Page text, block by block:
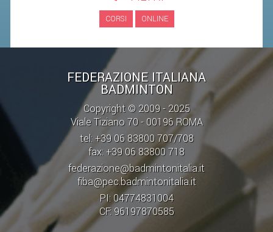
CORSI ONLINE
FEDERAZIONE ITALIANA
BADMINTON
Copyright © 2009 - 2025
Viale Tiziano 70 - 00196 ROMA
tel: +39 06 83800 707/708
fax: +39 06 83800 718
federazione@badmintonitalia.it
fiba@pec.badmintonitalia.it
PI: 04774831004
CF: 96197870585
STAFF TECNICO
CTF – PALABADMINTON
ATLETI D'INTERESSE NAZIONALE
SCHEDE ATLETI
VOLA CON NOI
CENTRI TECNICI TERRITORIALI
COMMISSIONE ATLETI
TESSERAMENTO
AFFILIAZIONE E TESSERAMENTO